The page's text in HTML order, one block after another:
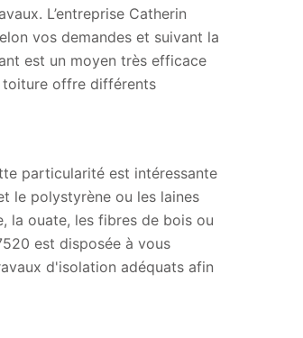
L’entreprise Catherin
vos demandes et suivant la
est un moyen très efficace
toiture offre différents
particularité est intéressante
le polystyrène ou les laines
la ouate, les fibres de bois ou
est disposée à vous
d'isolation adéquats afin